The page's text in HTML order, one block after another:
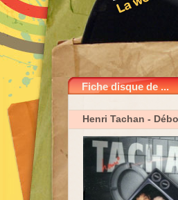
Fiche disque de ...
Henri Tachan -